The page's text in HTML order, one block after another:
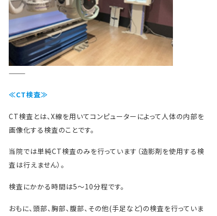
———
≪CT検査≫
CT検査とは、X線を用いてコンピューターによって人体の内部を
画像化する検査のことです。
当院では単純CT検査のみを行っています（造影剤を使用する検
査は行えません）。
検査にかかる時間は5～10分程です。
おもに、頭部、胸部、腹部、その他(手足など)の検査を行っていま